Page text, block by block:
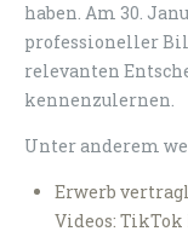
haben. Am 30.
professioneller
relevanten
kennenzulernen.
Unter anderem
Erwerb
Videos: